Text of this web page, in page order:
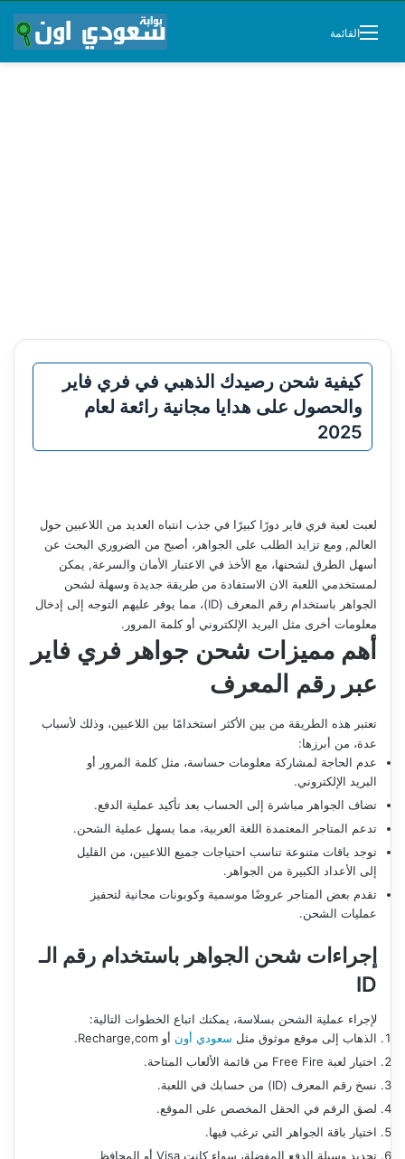
القائمة
كيفية شحن رصيدك الذهبي في فري فاير
والحصول على هدايا مجانية رائعة لعام
2025
لعبت لعبة فري فاير دورًا كبيرًا في جذب انتباه العديد من اللاعبين حول
العالم, ومع تزايد الطلب على الجواهر، أصبح من الضروري البحث عن
أسهل الطرق لشحنها، مع الأخذ في الاعتبار الأمان والسرعة, يمكن
لمستخدمي اللعبة الان الاستفادة من طريقة جديدة وسهلة لشحن
الجواهر باستخدام رقم المعرف (ID)، مما يوفر عليهم التوجه إلى إدخال
معلومات أخرى مثل البريد الإلكتروني أو كلمة المرور.
أهم مميزات شحن جواهر فري فاير
عبر رقم المعرف
تعتبر هذه الطريقة من بين الأكثر استخدامًا بين اللاعبين، وذلك لأسباب
عدة، من أبرزها:
عدم الحاجة لمشاركة معلومات حساسة، مثل كلمة المرور أو
البريد الإلكتروني.
تضاف الجواهر مباشرة إلى الحساب بعد تأكيد عملية الدفع.
تدعم المتاجر المعتمدة اللغة العربية، مما يسهل عملية الشحن.
توجد باقات متنوعة تناسب احتياجات جميع اللاعبين، من القليل
إلى الأعداد الكبيرة من الجواهر.
تقدم بعض المتاجر عروضًا موسمية وكوبونات مجانية لتحفيز
عمليات الشحن.
إجراءات شحن الجواهر باستخدام رقم الـ
ID
لإجراء عملية الشحن بسلاسة، يمكنك اتباع الخطوات التالية:
الذهاب إلى موقع موثوق مثل سعودي أون أو Recharge,com.
اختيار لعبة Free Fire من قائمة الألعاب المتاحة.
نسخ رقم المعرف (ID) من حسابك في اللعبة.
لصق الرقم في الحقل المخصص على الموقع.
اختيار باقة الجواهر التي ترغب فيها.
تحديد وسيلة الدفع المفضلة، سواء كانت Visa أو المحافظ